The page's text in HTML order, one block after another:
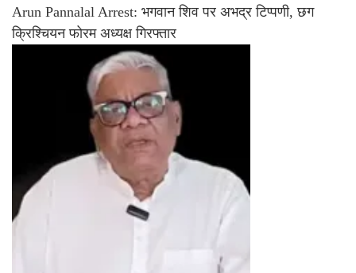
Arun Pannalal Arrest: भगवान शिव पर अभद्र टिप्पणी, छग
क्रिश्चियन फोरम अध्यक्ष गिरफ्तार